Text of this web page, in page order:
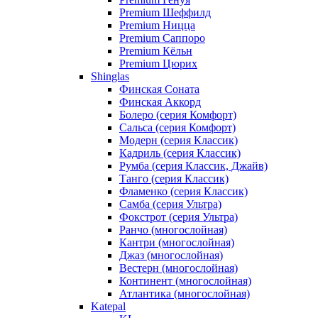
Premium Шеффилд
Premium Ницца
Premium Саппоро
Premium Кёльн
Premium Цюрих
Shinglas
Финская Соната
Финская Аккорд
Болеро (серия Комфорт)
Сальса (серия Комфорт)
Модерн (серия Классик)
Кадриль (серия Классик)
Румба (серия Классик, Джайв)
Танго (серия Классик)
Фламенко (серия Классик)
Самба (серия Ультра)
Фокстрот (серия Ультра)
Ранчо (многослойная)
Кантри (многослойная)
Джаз (многослойная)
Вестерн (многослойная)
Континент (многослойная)
Атлантика (многослойная)
Katepal